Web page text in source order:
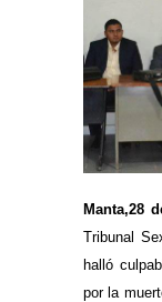
Manta,28
Tribunal
halló
por la